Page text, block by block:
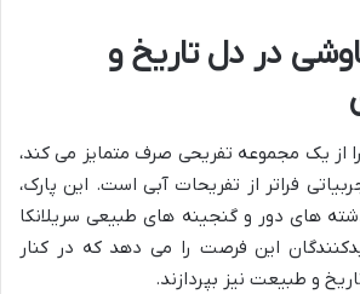
در دل تاریخ و
از یک مجموعه تفریحی صرف متمایز می کند،
فراتر از تفریحات آبی است. این پارک،
های دور و گنجینه های طبیعی سریلانکا
این فرصت را می دهد که در کنار
و طبیعت نیز بپردازند.